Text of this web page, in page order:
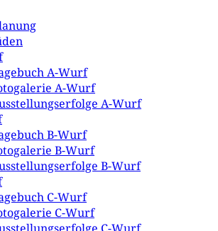
A-Wurf
A-Wurf
A-Wurf
B-Wurf
B-Wurf
B-Wurf
C-Wurf
C-Wurf